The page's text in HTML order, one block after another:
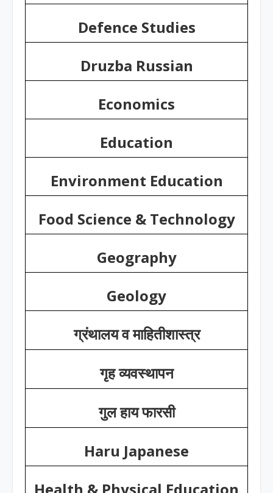
Defence Studies
Druzba Russian
Economics
Education
Environment Education
Food Science & Technology
Geography
Geology
ग्रंथालय व माहितीशास्त्र
गृह व्यवस्थापन
गुल हाय फारसी
Haru Japanese